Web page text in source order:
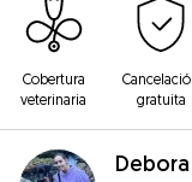
Cobertura
veterinaria
gratuita
Debora